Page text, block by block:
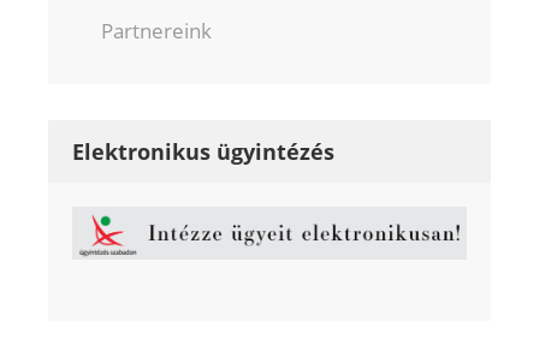
Partnereink
Elektronikus ügyintézés